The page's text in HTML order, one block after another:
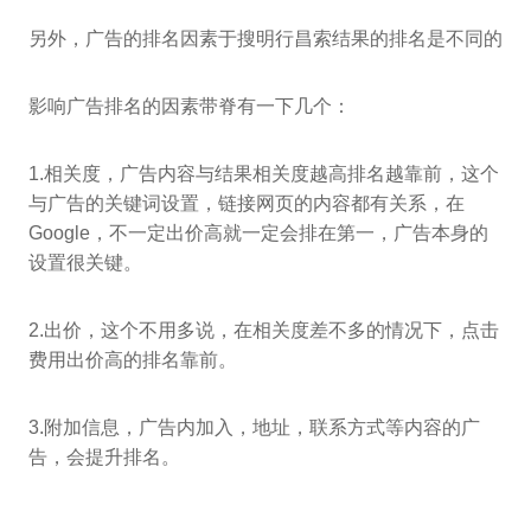
另外，广告的排名因素于搜明行昌索结果的排名是不同的
影响广告排名的因素带脊有一下几个：
1.相关度，广告内容与结果相关度越高排名越靠前，这个
与广告的关键词设置，链接网页的内容都有关系，在
Google，不一定出价高就一定会排在第一，广告本身的
设置很关键。
2.出价，这个不用多说，在相关度差不多的情况下，点击
费用出价高的排名靠前。
3.附加信息，广告内加入，地址，联系方式等内容的广
告，会提升排名。